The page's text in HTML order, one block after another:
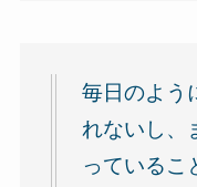
毎日のよう
れないし、
っているこ